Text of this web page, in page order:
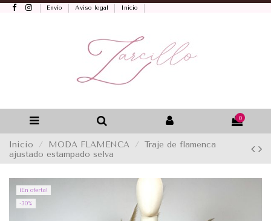
Envío Aviso legal Inicio
0
Inicio MODA FLAMENCA
Traje de flamenca
ajustado estampado selva
¡En oferta!
-30%